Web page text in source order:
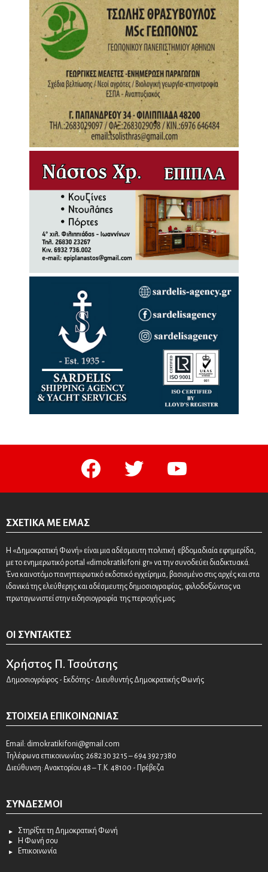
facebook twitter youtube
ΣΧΕΤΙΚΆ ΜΕ ΕΜΆΣ
Η «Δημοκρατική Φωνή» είναι μια αδέσμευτη πολιτική εβδομαδιαία εφημερίδα,
με το ενημερωτικό portal «dimokratikifoni.gr» να την συνοδεύει διαδικτυακά.
Ένα καινοτόμο πανηπειρωτικό εκδοτικό εγχείρημα, βασισμένο στις αρχές και στα
ιδανικά της ελεύθερης και αδέσμευτης δημοσιογραφίας, φιλοδοξώντας να
πρωταγωνιστεί στην ειδησιογραφία της περιοχής μας.
ΟΙ ΣΥΝΤΆΚΤΕΣ
Χρήστος Π. Τσούτσης
Δημοσιογράφος - Εκδότης - Διευθυντής Δημοκρατικής Φωνής
ΣΤΟΙΧΕΊΑ ΕΠΙΚΟΙΝΩΝΊΑΣ
Email: dimokratikifoni@gmail.com
Τηλέφωνα επικοινωνίας: 2682 30 32 15 – 694 392 7380
Διεύθυνση: Ανακτορίου 48 – Τ.Κ. 48100 - Πρέβεζα
ΣΎΝΔΕΣΜΟΙ
Στηρίξτε τη Δημοκρατική Φωνή
Η Φωνή σου
Επικοινωνία